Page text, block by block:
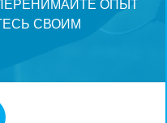
ПЕРЕНИМАЙТЕ ОПЫТ
СВОИМ